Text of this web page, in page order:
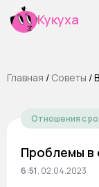
Кукуха
Главная / Cоветы /
Отношения с
Проблемы в
6:51, 02.04.2023